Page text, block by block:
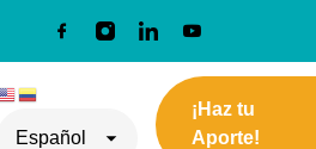
¡Haz tu
Aporte!